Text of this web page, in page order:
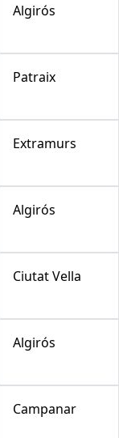
Algirós
Patraix
Extramurs
Algirós
Ciutat Vella
Algirós
Campanar